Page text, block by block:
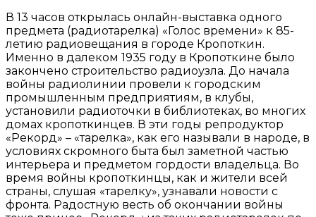
В 13 часов открылась онлайн-выставка одного
предмета (радиотарелка) «Голос времени» к 85-
летию радиовещания в городе Кропоткин.
Именно в далеком 1935 году в Кропоткине было
закончено строительство радиоузла. До начала
войны радиолинии провели к городским
промышленным предприятиям, в клубы,
установили радиоточки в библиотеках, во многих
домах кропоткинцев. В эти годы репродуктор
«Рекорд» – «тарелка», как его называли в народе, в
условиях скромного быта был заметной частью
интерьера и предметом гордости владельца. Во
время войны кропоткинцы, как и жители всей
страны, слушая «тарелку», узнавали новости с
фронта. Радостную весть об окончании войны